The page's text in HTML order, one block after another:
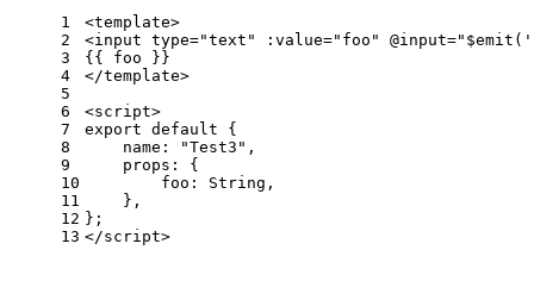
1
2
3
4
5
6
7
8
9
10
11
12
13
<template>
<input type="text" :value="foo" @input=
{{ foo }}
</template>
<script>
export default {
name : "Test3" ,
props : {
foo : String ,
    },
};
</script>